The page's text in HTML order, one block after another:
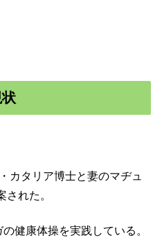
カタリア博士と妻のマヂュ
された。
健康体操を実践している。